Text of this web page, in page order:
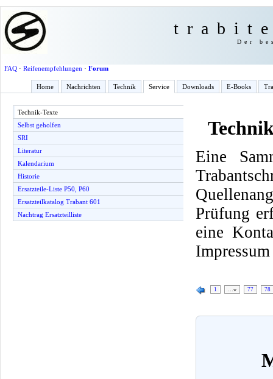
Der
FAQ· Reifenempfehlungen · Forum
Home Nachrichten Technik Service Downloads E-Books
Technik-Texte
Selbst geholfen
SRI
Literatur
Kalendarium
Historie
Ersatzteile-Liste P50, P60
Ersatzteilkatalog Trabant 601
Nachtrag Ersatzteilliste
Eine
Prüfung
eine
1 77 78